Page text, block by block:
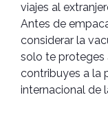
viajes al
Antes de
considerar la
solo te proteges
contribuyes a la
internacional de